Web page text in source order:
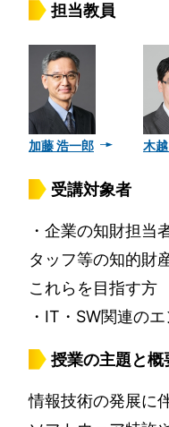
担当教員
加藤 浩一郎 木
受講対象者
・企業の知財担当
タッフ等の知的財
これらを目指す方
・IT・SW関連の
授業の主題と概
情報技術の発展に